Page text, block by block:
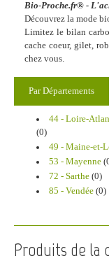
Bio-Proche.fr® -
Découvrez la mode
Limitez le bilan
cache coeur, gilet,
chez vous.
Par Départements
44 - Loire-
(0)
49 - Maine-et-
53 - Mayenne
72 - Sarthe(0)
85 - Vendée(0)
Produits de la